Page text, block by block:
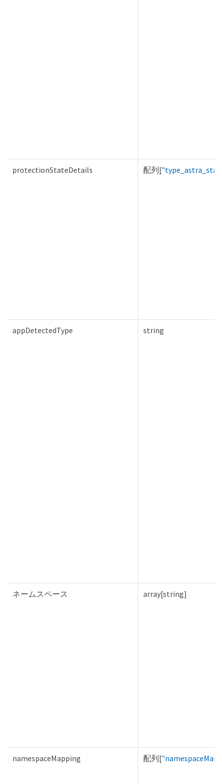
protectionStateDetails 配列[
appDetectedType string
ネームスペース array[string]
namespaceMapping 配列[